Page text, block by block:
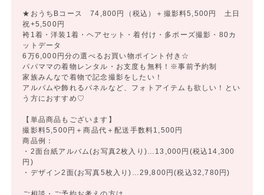
★おうちBコース 74,800円（税込）＋撮影料5,500円 土日
祝+5,500円
袴1着・洋装1着・ヘアセット・着付け・多ポーズ撮影・80カ
ットデータ
6万6,000円分の選べるお買い物ポイント付き☆
パパママの着物レンタル・お支度も無料！※事前予約制
家族みんなで着物で記念撮影をしたい！
アルバムや飾れるパネルなど、フォトアイテムも欲しい！とい
う方におすすめ♡
【単品商品もございます】
撮影料5,500円＋商品代＋配送手数料1,500円
商品例：
・2面台紙アルバム(お写真2枚入り)…13,000円(税込14,300
円)
・デザイン2面(お写真5枚入り)…29,800円(税込32,780円)